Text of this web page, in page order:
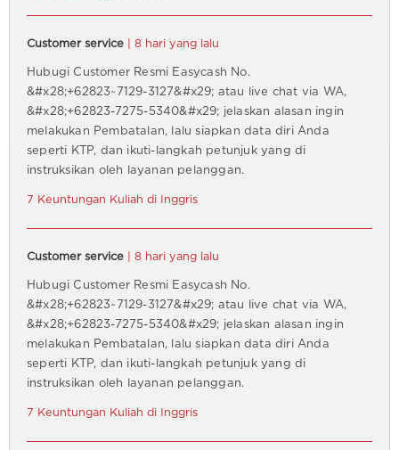
Customer service | 8 hari yang lalu
Hubugi Customer Resmi Easycash No.
&#x28;+62823~7129-3127&#x29; atau live chat via WA,
&#x28;+62823-7275-5340&#x29; jelaskan alasan ingin
melakukan Pembatalan, lalu siapkan data diri Anda
seperti KTP, dan ikuti-langkah petunjuk yang di
instruksikan oleh layanan pelanggan.
7 Keuntungan Kuliah di Inggris
Customer service | 8 hari yang lalu
Hubugi Customer Resmi Easycash No.
&#x28;+62823~7129-3127&#x29; atau live chat via WA,
&#x28;+62823-7275-5340&#x29; jelaskan alasan ingin
melakukan Pembatalan, lalu siapkan data diri Anda
seperti KTP, dan ikuti-langkah petunjuk yang di
instruksikan oleh layanan pelanggan.
7 Keuntungan Kuliah di Inggris